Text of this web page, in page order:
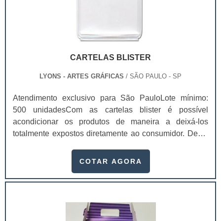
CARTELAS BLISTER
LYONS - ARTES GRÁFICAS / SÃO PAULO - SP
Atendimento exclusivo para São PauloLote mínimo:
500 unidadesCom as cartelas blister é possível
acondicionar os produtos de maneira a deixá-los
totalmente expostos diretamente ao consumidor. Deste
conseguirá enxergá-lo perfeitamente e saber se é ele
forma, o cliente não terá nenhuma dificuldade para
no primeiro impulso, principalmente se a cartela blister
possuir uma boa comunicação visual. Com as cartelas
COTAR AGORA